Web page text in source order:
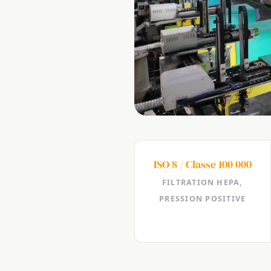
ISO 8 / Classe 100 000
FILTRATION HEPA,
PRESSION POSITIVE